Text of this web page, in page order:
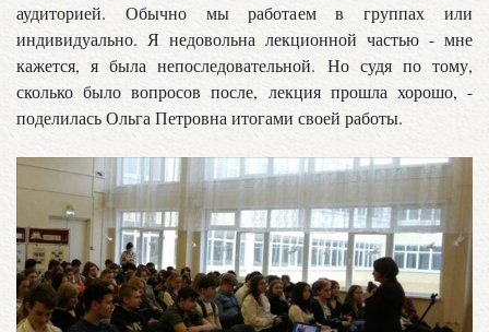
аудиторией. Обычно мы работаем в группах или
индивидуально. Я недовольна лекционной частью - мне
кажется, я была непоследовательной. Но судя по тому,
сколько было вопросов после, лекция прошла хорошо, -
поделилась Ольга Петровна итогами своей работы.